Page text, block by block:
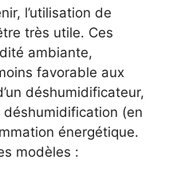
l’utilisation de
très utile. Ces
ambiante,
favorable aux
déshumidificateur,
(en
énergétique.
modèles :